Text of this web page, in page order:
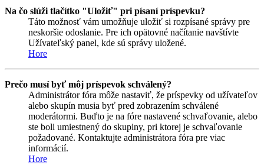
Na čo slúži tlačítko "Uložiť" pri písaní príspevku?
Táto možnosť vám umožňuje uložiť si rozpísané správy pre
neskoršie odoslanie. Pre ich opätovné načítanie navštívte
Užívateľský panel, kde sú správy uložené.
Hore
Prečo musí byť môj príspevok schválený?
Administrátor fóra môže nastaviť, že príspevky od užívateľov
alebo skupín musia byť pred zobrazením schválené
moderátormi. Buďto je na fóre nastavené schvaľovanie, alebo
ste boli umiestnený do skupiny, pri ktorej je schvaľovanie
požadované. Kontaktujte administrátora fóra pre viac
informácií.
Hore